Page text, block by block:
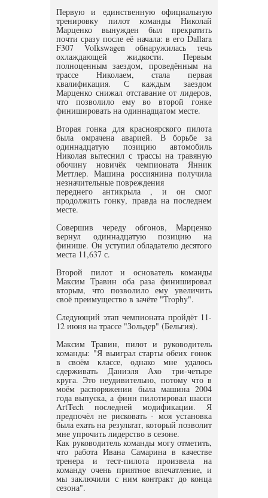
Первую и единственную официальную
тренировку пилот команды Николай
Марценко вынужден был прекратить
почти сразу после её начала: в его Dallara
F307 Volkswagen обнаружилась течь
охлаждающей жидкости. Первым
полноценным заездом, проведённым на
трассе Николаем, стала первая
квалификация. С каждым заездом
Марценко снижал отставание от лидеров,
что позволило ему во второй гонке
финишировать на одиннадцатом месте.
Вторая гонка для красноярского пилота
была омрачена аварией. В борьбе за
одиннадцатую позицию автомобиль
Николая вытеснил с трассы на травяную
обочину новичёк чемпионата Янник
Меттлер. Машина россиянина получила
незначительные повреждения
переднего антикрыла , и он смог
продолжить гонку, правда на последнем
месте.
Совершив череду обгонов, Марценко
вернул одиннадцатую позицию на
финише. Он уступил обладателю десятого
места 11,637 с.
Второй пилот и основатель команды
Максим Травин оба раза финишировал
вторым, что позволило ему увеличить
своё преимущество в зачёте "Trophy".
Следующий этап чемпионата пройдёт 11-
12 июня на трассе "Зольдер" (Бельгия).
Максим Травин, пилот и руководитель
команды: "Я выиграл старты обеих гонок
в своём классе, однако мне удалось
сдерживать Даниэля Ахо три-четыре
круга. Это неудивительно, потому что в
моём распоряжении была машина 2004
года выпуска, а финн пилотировал шасси
ArtTech последней модификации. Я
предпочёл не рисковать - моя установка
была ехать на результат, который позволит
мне упрочить лидерство в сезоне.
Как руководитель команды могу отметить,
что работа Ивана Самарина в качестве
тренера и тест-пилота произвела на
команду очень приятное впечатление, и
мы заключили с ним контракт до конца
сезона".